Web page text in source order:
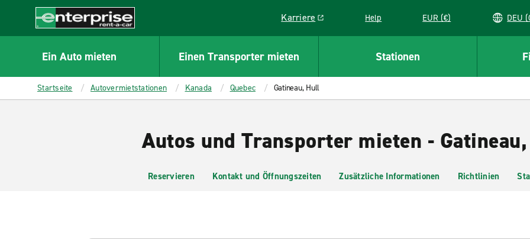
CONTENT
Enterprise
Karriere
Link opens in a new window
Help EUR (€)
Ein Auto mieten Einen Transporter mieten Stationen
Startseite Autovermietstationen Kanada Quebec Gatineau, Hull
Autos und Transporter mieten -
Reservieren Kontakt und Öffnungszeiten Zusätzliche Informationen Richtlinien